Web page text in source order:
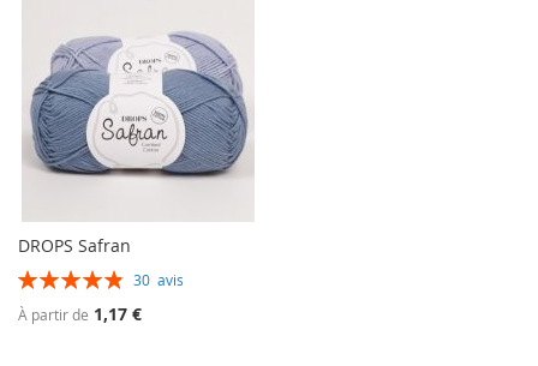
DROPS Safran
Évaluation:
30 avis
À partir de 1,17 €